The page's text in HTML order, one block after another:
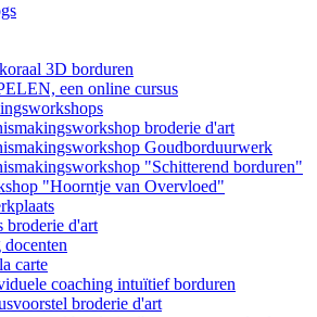
3D borduren
een online cursus
broderie d'art
Goudborduurwerk
"Schitterend borduren"
"Hoorntje van Overvloed"
broderie d'art
carte
coaching intuïtief borduren
broderie d'art